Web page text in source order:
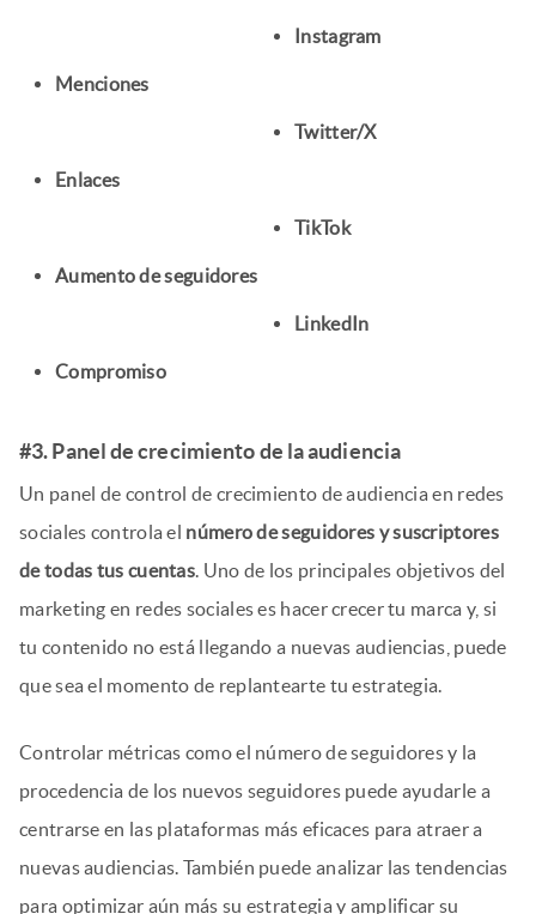
Menciones
Enlaces
Aumento de seguidores
Compromiso
Instagram
Twitter/X
TikTok
LinkedIn
#3. Panel de crecimiento de la audiencia
Un panel de control de crecimiento de audiencia en redes
sociales controla el número de seguidores y suscriptores
de todas tus cuentas. Uno de los principales objetivos del
marketing en redes sociales es hacer crecer tu marca y, si
tu contenido no está llegando a nuevas audiencias, puede
que sea el momento de replantearte tu estrategia.
Controlar métricas como el número de seguidores y la
procedencia de los nuevos seguidores puede ayudarle a
centrarse en las plataformas más eficaces para atraer a
nuevas audiencias. También puede analizar las tendencias
para optimizar aún más su estrategia y amplificar su